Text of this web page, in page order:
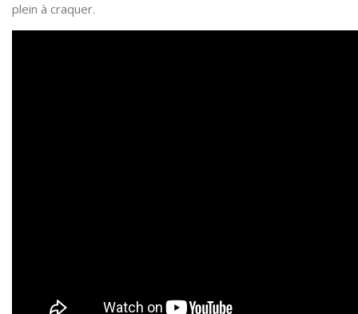
plein à craquer.